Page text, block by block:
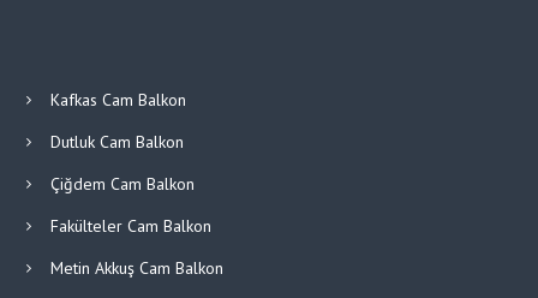
Kafkas Cam Balkon
Dutluk Cam Balkon
Çiğdem Cam Balkon
Fakülteler Cam Balkon
Metin Akkuş Cam Balkon